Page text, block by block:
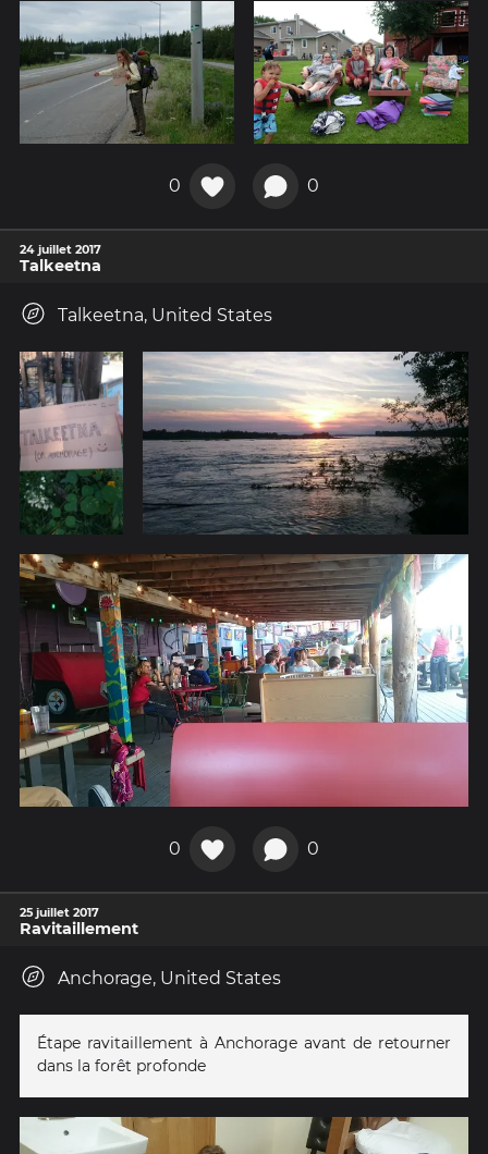
0 0
24 juillet 2017
Talkeetna
Talkeetna, United States
0 0
25 juillet 2017
Ravitaillement
Anchorage, United States
Étape ravitaillement à Anchorage avant de retourner
dans la forêt profonde